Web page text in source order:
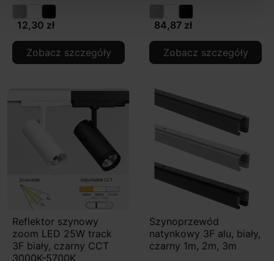
12,30 zł
Zobacz szczegóły
84,87 zł
Zobacz szczegóły
Reflektor szynowy
zoom LED 25W track
3F biały, czarny CCT
3000K-5700K
Szynoprzewód
natynkowy 3F alu, biały,
czarny 1m, 2m, 3m